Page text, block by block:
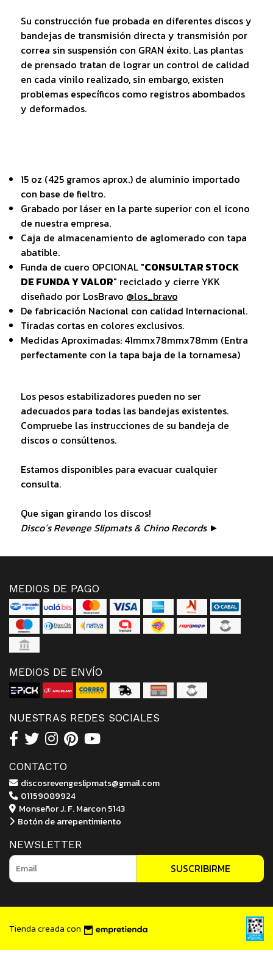
Su construcción fue probada en diferentes discos y
bandejas de transmisión directa y transmisión por
correa sin suspensión con GRAN éxito. Las plantas
de prensado tratan de lograr un control de calidad
en cada vinilo realizado, sin embargo, existen
problemas específicos como registros abombados
y deformados.
15 oz (425 gramos aprox.) de aluminio importado
con base de fieltro.
Grabado por láser en la parte superior con el icono
de nuestra empresa.
Caja de almacenamiento de aglomerado con tapa
abatible.
Funda de cuero OPCIONAL "CONSULTAR STOCK
DE FUNDA Y VALOR" reciclado y cierre YKK
diseñado por LosBravo @los_bravo
De fabricación Nacional con calidad Internacional.
Tiradas cortas en colores exclusivos.
Medidas Aproximadas: 41mmx78mmx78mm (Entra
perfectamente con la tapa baja de la tornamesa)
Los pesos estabilizadores pueden no ser
adecuados para todas las bandejas existentes.
Compruebe las instrucciones de su bandeja de
discos o consúltenos.
Estamos disponibles para evacuar cualquier
consulta.
Que sigan girando los discos!
Disco´s Revenge Slipmats & Chino Records ►
MEDIOS DE PAGO
MEDIOS DE ENVÍO
NUESTRAS REDES SOCIALES
CONTACTO
discosrevengeslipmats@gmail.com
01159089924
Monseñor J. F. Marcon 5143
Botón de arrepentimiento
NEWSLETTER
SUSCRIBIRME
Tienda creada con